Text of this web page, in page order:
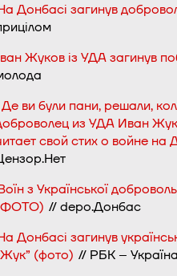
Донбасі загинув
Жуков із УДА загинув
Де ви були пани, решали,
из УДА Иван
свой стих о войне
з Української
// depo.Донбас
Донбасі загинув
(фото) // РБК – Україна